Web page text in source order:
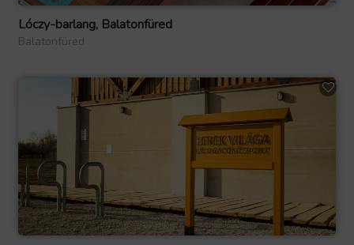
Lóczy-barlang, Balatonfüred
Balatonfüred